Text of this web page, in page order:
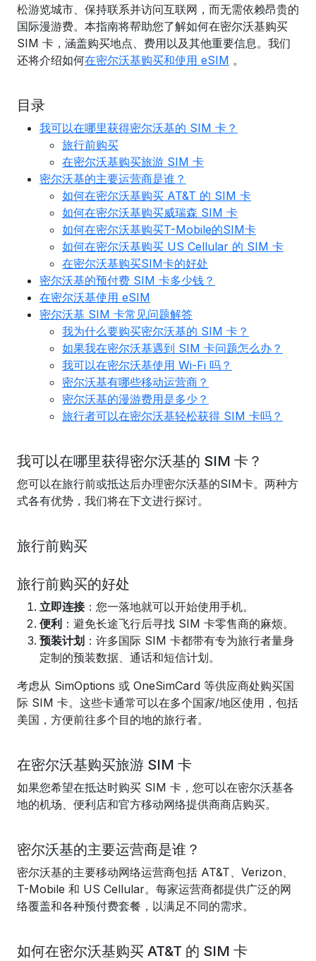
松游览城市、保持联系并访问互联网，而无需依赖昂贵的
国际漫游费。本指南将帮助您了解如何在密尔沃基购买
SIM 卡，涵盖购买地点、费用以及其他重要信息。我们
还将介绍如何在密尔沃基购买和使用 eSIM 。
目录
我可以在哪里获得密尔沃基的 SIM 卡？
旅行前购买
在密尔沃基购买旅游 SIM 卡
密尔沃基的主要运营商是谁？
如何在密尔沃基购买 AT&T 的 SIM 卡
如何在密尔沃基购买威瑞森 SIM 卡
如何在密尔沃基购买T-Mobile的SIM卡
如何在密尔沃基购买 US Cellular 的 SIM 卡
在密尔沃基购买SIM卡的好处
密尔沃基的预付费 SIM 卡多少钱？
在密尔沃基使用 eSIM
密尔沃基 SIM 卡常见问题解答
我为什么要购买密尔沃基的 SIM 卡？
如果我在密尔沃基遇到 SIM 卡问题怎么办？
我可以在密尔沃基使用 Wi-Fi 吗？
密尔沃基有哪些移动运营商？
密尔沃基的漫游费用是多少？
旅行者可以在密尔沃基轻松获得 SIM 卡吗？
我可以在哪里获得密尔沃基的 SIM 卡？
您可以在旅行前或抵达后办理密尔沃基的SIM卡。两种方
式各有优势，我们将在下文进行探讨。
旅行前购买
旅行前购买的好处
立即连接：您一落地就可以开始使用手机。
便利 ：避免长途飞行后寻找 SIM 卡零售商的麻烦。
预装计划 ：许多国际 SIM 卡都带有专为旅行者量身
定制的预装数据、通话和短信计划。
考虑从 SimOptions 或 OneSimCard 等供应商处购买国
际 SIM 卡。这些卡通常可以在多个国家/地区使用，包括
美国，方便前往多个目的地的旅行者。
在密尔沃基购买旅游 SIM 卡
如果您希望在抵达时购买 SIM 卡，您可以在密尔沃基各
地的机场、便利店和官方移动网络提供商商店购买。
密尔沃基的主要运营商是谁？
密尔沃基的主要移动网络运营商包括 AT&T、Verizon、
T-Mobile 和 US Cellular。每家运营商都提供广泛的网
络覆盖和各种预付费套餐，以满足不同的需求。
如何在密尔沃基购买 AT&T 的 SIM 卡